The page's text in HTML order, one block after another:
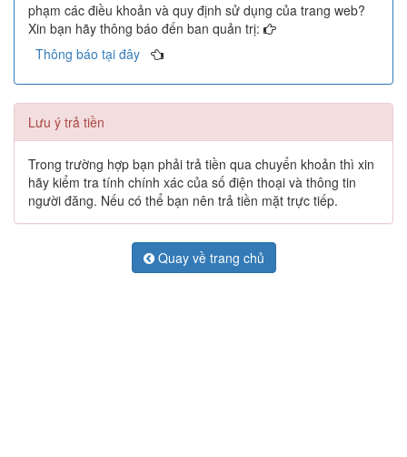
phạm các điều khoản và quy định sử dụng của trang web?
Xin bạn hãy thông báo đến ban quản trị:
Thông báo tại đây
Lưu ý trả tiền
Trong trường hợp bạn phải trả tiền qua chuyển khoản thì xin
hãy kiểm tra tính chính xác của số điện thoại và thông tin
người đăng. Nếu có thể bạn nên trả tiền mặt trực tiếp.
Quay về trang chủ